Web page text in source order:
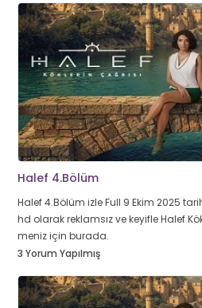
Halef 4.Bölüm
Halef 4.Bölüm izle Full 9 Ekim 2025
hd olarak reklamsız ve keyifle Halef
meniz için burada.
3 Yorum Yapılmış